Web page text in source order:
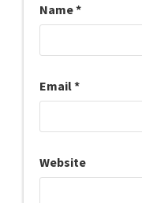
Name*
Email*
Website